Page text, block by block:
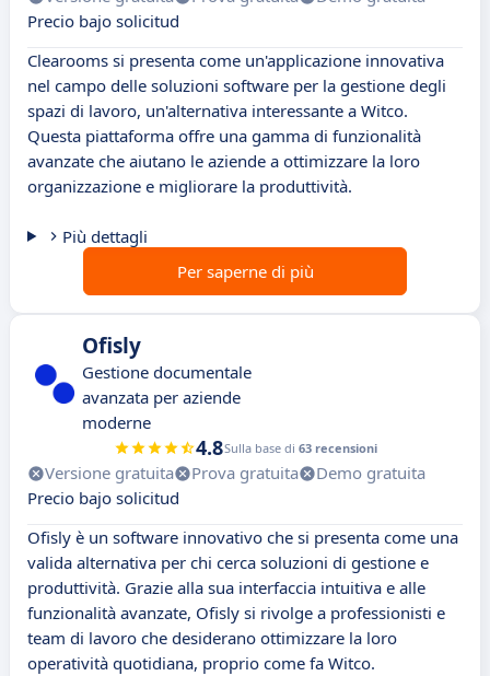
Precio bajo solicitud
Clearooms si presenta come un'applicazione innovativa
nel campo delle soluzioni software per la gestione degli
spazi di lavoro, un'alternativa interessante a Witco.
Questa piattaforma offre una gamma di funzionalità
avanzate che aiutano le aziende a ottimizzare la loro
organizzazione e migliorare la produttività.
Più dettagli
Per saperne di più
Ofisly
Gestione documentale
avanzata per aziende
moderne
4.8Sulla base di 63 recensioni
Versione gratuita Prova gratuita
Demo gratuita
Precio bajo solicitud
Ofisly è un software innovativo che si presenta come una
valida alternativa per chi cerca soluzioni di gestione e
produttività. Grazie alla sua interfaccia intuitiva e alle
funzionalità avanzate, Ofisly si rivolge a professionisti e
team di lavoro che desiderano ottimizzare la loro
operatività quotidiana, proprio come fa Witco.